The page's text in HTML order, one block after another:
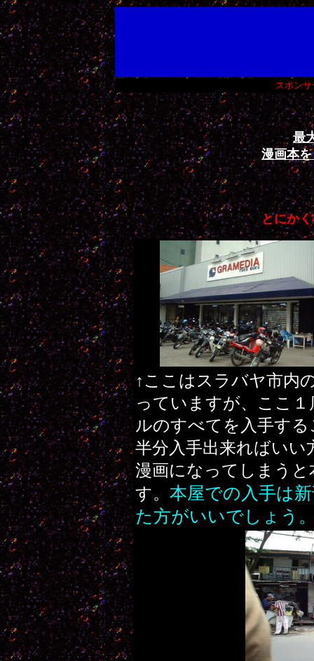
スポン
最
漫画本
とにか
↑ここはスラバヤ市内
っていますが、ここ
ルのすべてを入手す
半分入手出来ればい
漫画になってしまう
す。 本屋での入手は
た方がいいでしょう